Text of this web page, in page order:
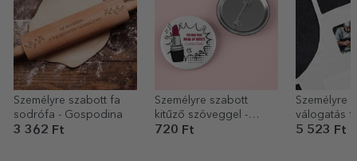
Személyre szabott fa
sodrófa - Gospodina
3 362 Ft
Személyre szabott
kitűző szöveggel -
Sminkes
720 Ft
Személyre
válogatás
szöveggel
5 523 Ft